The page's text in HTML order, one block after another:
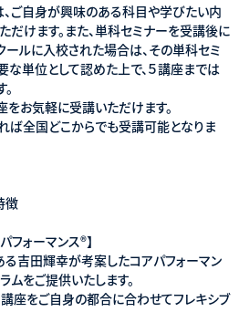
ご自身が興味のある科目や学びたい内
けます。また、単科セミナーを受講後に
ルに入校された場合は、その単科セミ
単位として認めた上で、５講座までは
お気軽に受講いただけます。
れば全国どこからでも受講可能となりま
徴
フォーマンス®】
吉田輝幸が考案したコアパフォーマン
ムをご提供いたします。
座をご自身の都合に合わせてフレキシブ